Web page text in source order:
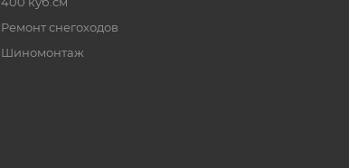
Ремонт снегоходов
Шиномонтаж